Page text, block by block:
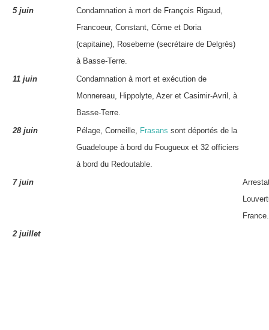
5 juin
Condamnation à mort de François Rigaud,
Francoeur, Constant, Côme et Doria
(capitaine), Roseberne (secrétaire de Delgrès)
à Basse-Terre.
11 juin
Condamnation à mort et exécution de
Monnereau , Hippolyte, Azer et Casimir-Avril, à
Basse-Terre.
28 juin
Pélage Corneille Frasans sont déportés de la
Guadeloupe à bord du Fougueux et 32 officiers
à bord du Redoutable.
7 juin
France.
2 juillet